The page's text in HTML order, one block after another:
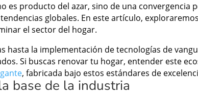
es producto del azar, sino de una
globales. En este artículo,
el sector del hogar.
hasta la implementación de tecnologías de
Si buscas renovar tu hogar, entender este
, fabricada bajo estos estándares de
base de la industria